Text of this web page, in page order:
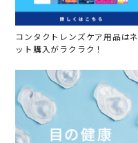
コンタクトレンズケア用品はネ
ット購入がラクラク！